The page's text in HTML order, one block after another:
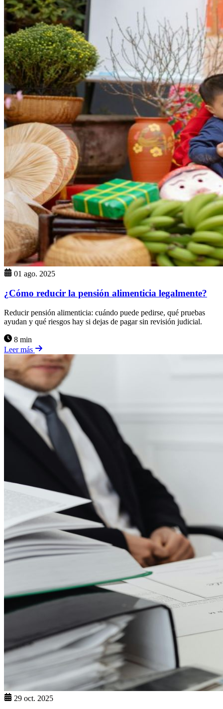
01 ago. 2025
¿Cómo reducir la pensión alimenticia legalmente?
Reducir pensión alimenticia: cuándo puede pedirse, qué pruebas
ayudan y qué riesgos hay si dejas de pagar sin revisión judicial.
8 min
Leer más
29 oct. 2025